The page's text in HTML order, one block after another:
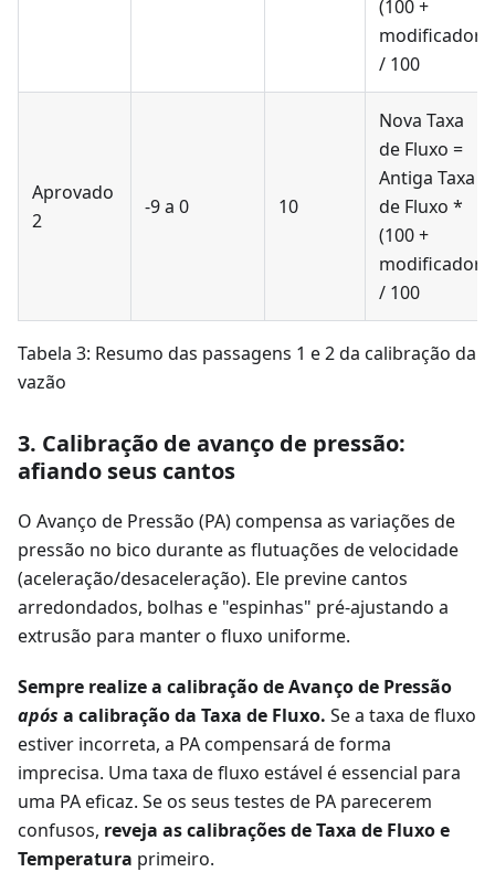
(100 +
modificador)
/ 100
Aprovado
2
-9 a 0 10
Nova Taxa
de Fluxo =
Antiga Taxa
de Fluxo *
(100 +
modificador)
/ 100
Tabela 3: Resumo das passagens 1 e 2 da calibração da
vazão
3. Calibração de avanço de pressão:
afiando seus cantos
O Avanço de Pressão (PA) compensa as variações de
pressão no bico durante as flutuações de velocidade
(aceleração/desaceleração). Ele previne cantos
arredondados, bolhas e "espinhas" pré-ajustando a
extrusão para manter o fluxo uniforme.
Sempre realize a calibração de Avanço de Pressão
após a calibração da Taxa de Fluxo. Se a taxa de fluxo
estiver incorreta, a PA compensará de forma
imprecisa. Uma taxa de fluxo estável é essencial para
uma PA eficaz. Se os seus testes de PA parecerem
confusos, reveja as calibrações de Taxa de Fluxo e
Temperatura primeiro.